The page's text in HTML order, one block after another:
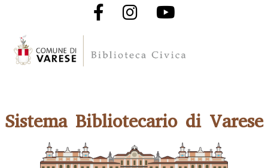
Sistema Bibliotecario di Varese